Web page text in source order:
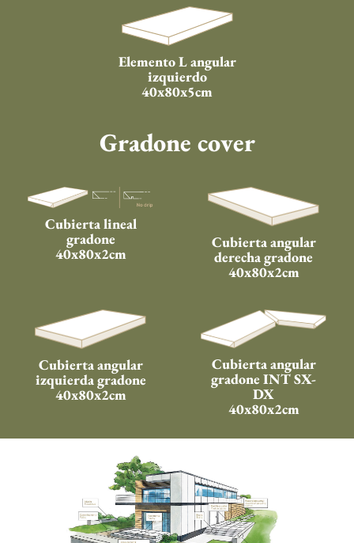
Elemento L angular
izquierdo
40x80x5cm
Gradone cover
Cubierta lineal
gradone
40x80x2cm
Cubierta angular
derecha gradone
40x80x2cm
Cubierta angular
izquierda gradone
40x80x2cm
Cubierta angular
gradone INT SX-
DX
40x80x2cm